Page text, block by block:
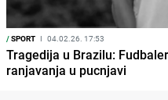
/SPORT I 04.02.26. 17:53
Tragedija u Brazilu:
ranjavanja u pucnjavi